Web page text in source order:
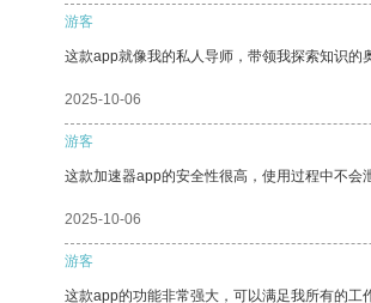
游客
这款app就像我的私人导师，带领我探索知识的
2025-10-06
游客
这款加速器app的安全性很高，使用过程中不会
2025-10-06
游客
这款app的功能非常强大，可以满足我所有的工